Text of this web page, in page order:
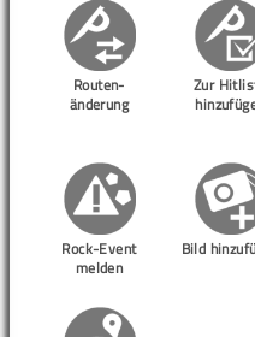
Routen-
änderung
Zur
Rock-Event
melden
Bild